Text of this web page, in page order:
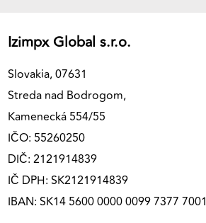
Izimpx Global s.r.o.
Slovakia, 07631
Streda nad Bodrogom,
Kamenecká 554/55
IČO: 55260250
DIČ: 2121914839
IČ DPH: SK2121914839
IBAN: SK14 5600 0000 0099 7377 7001